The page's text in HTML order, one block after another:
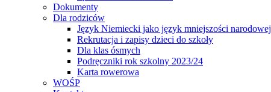
Dokumenty
Dla rodziców
Język Niemiecki jako język mniejszości narodowej
Rekrutacja i zapisy dzieci do szkoły
Dla klas ósmych
Podręczniki rok szkolny 2023/24
Karta rowerowa
WOŚP